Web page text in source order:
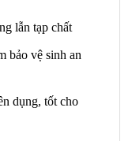
lẫn tạp chất
bảo vệ sinh an
dụng, tốt cho